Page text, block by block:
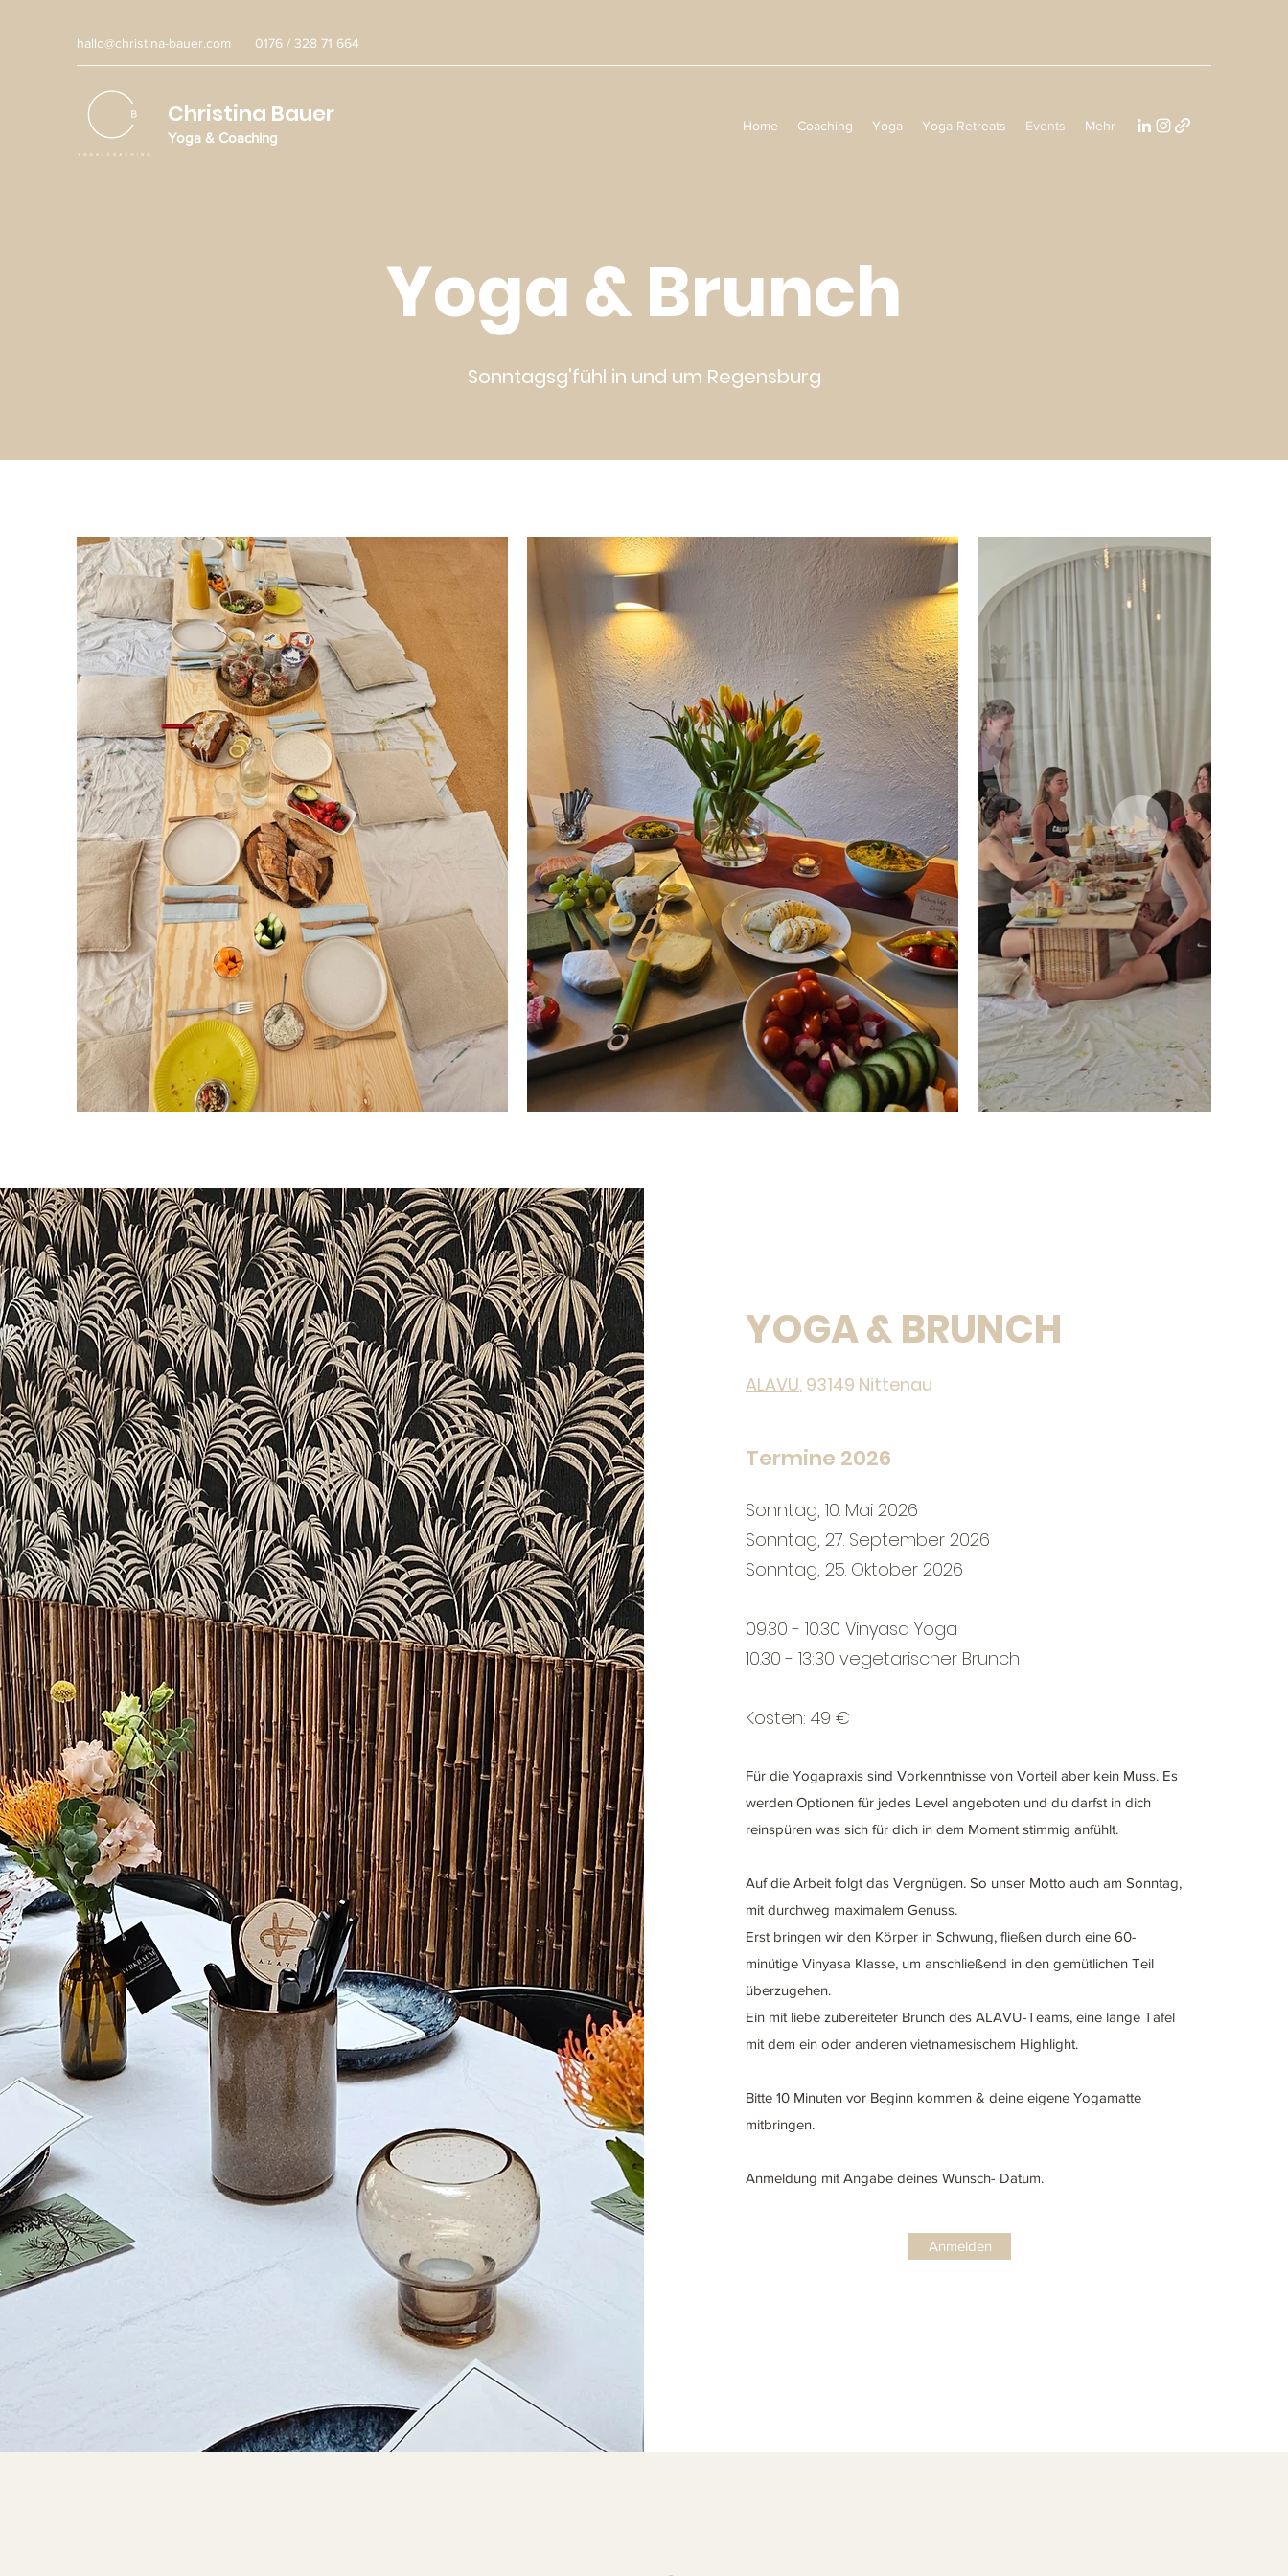
hallo@christina-bauer.com 0176 / 328 71 664
Christina Bauer
Yoga & Coaching
Home Coaching Yoga Yoga Retreats Events Mehr
Yoga & Brunch
Sonntagsg'fühl in und um Regensburg
YOGA & BRUNCH
ALAVU, 93149 Nittenau
Termine 2026
Sonntag, 10. Mai 2026
Sonntag, 27. September 2026
Sonntag, 25. Oktober 2026
09.30 - 10.30 Vinyasa Yoga
10.30 - 13:30 vegetarischer Brunch
Kosten: 49 €
Für die Yogapraxis sind Vorkenntnisse von Vorteil aber kein Muss. Es
werden Optionen für jedes Level angeboten und du darfst in dich
reinspüren was sich für dich in dem Moment stimmig anfühlt.
Auf die Arbeit folgt das Vergnügen. So unser Motto auch am Sonntag,
mit durchweg maximalem Genuss.
Erst bringen wir den Körper in Schwung, fließen durch eine 60-
minütige Vinyasa Klasse, um anschließend in den gemütlichen Teil
überzugehen.
Ein mit liebe zubereiteter Brunch des ALAVU-Teams, eine lange Tafel
mit dem ein oder anderen vietnamesischem Highlight.
Bitte 10 Minuten vor Beginn kommen & deine eigene Yogamatte
mitbringen.
Anmeldung mit Angabe deines Wunsch- Datum.
Anmelden